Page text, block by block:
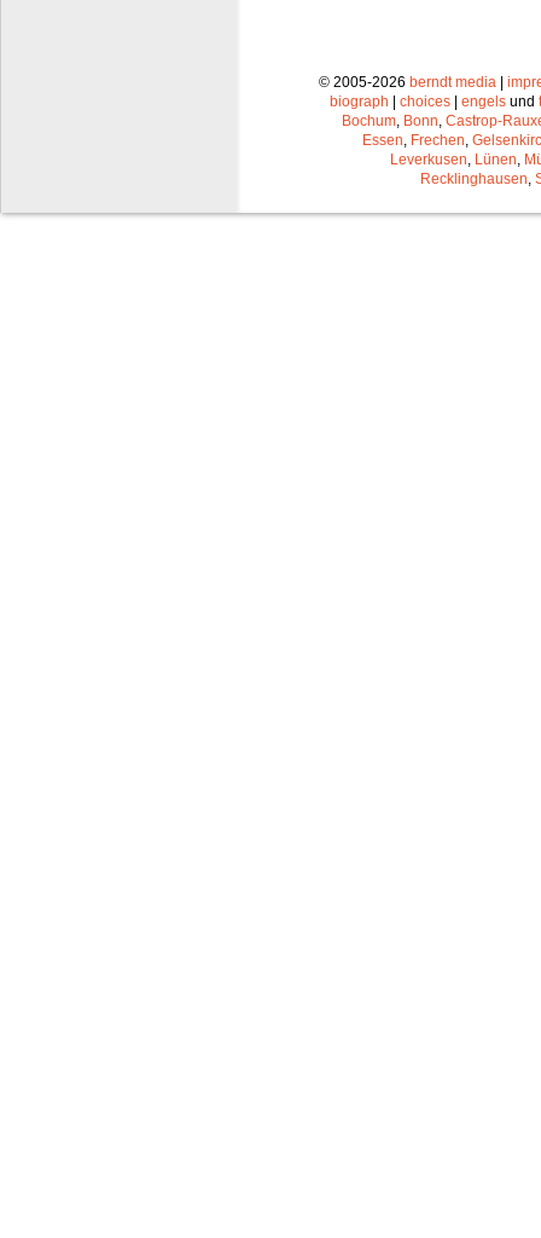
© 2005-2026 berndt media |
biograph | choices | engels und
Bochum Bonn Castrop-
Essen Frechen
Leverkusen Lünen
Recklinghausen